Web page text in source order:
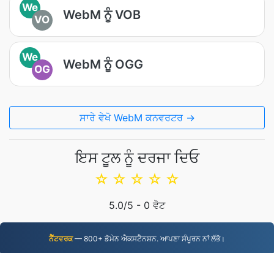
We
VO
WebM ਨੂੰ VOB
We
OG
WebM ਨੂੰ OGG
ਸਾਰੇ ਵੇਖੋ WebM ਕਨਵਰਟਰ →
ਇਸ ਟੂਲ ਨੂੰ ਦਰਜਾ ਦਿਓ
☆
☆
☆
☆
☆
5.0/5 - 0 ਵੋਟ
ਨੈੱਟਵਰਕ— 800+ ਡੋਮੇਨ ਐਕਸਟੈਨਸ਼ਨ. ਆਪਣਾ ਸੰਪੂਰਨ ਨਾਂ ਲੱਭੋ।